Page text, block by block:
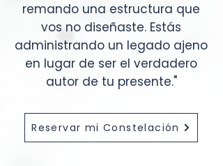
remando una estructura que
vos no diseñaste. Estás
administrando un legado ajeno
en lugar de ser el verdadero
autor de tu presente."
Reservar mi Constelación